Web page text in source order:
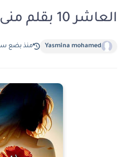
العاشر 10 بقلم منى ابو نوفل
Yasmina mohamed منذ بضع